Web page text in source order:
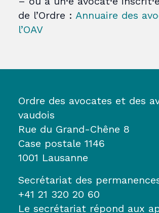
de l’Ordre : Annuaire des
l’OAV
Ordre des avocates et des
vaudois
Rue du Grand-Chêne 8
Case postale 1146
1001 Lausanne
Secrétariat des
+41 21 320 20 60
Le secrétariat répond aux